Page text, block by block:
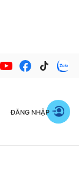
ĐĂNG NHẬP